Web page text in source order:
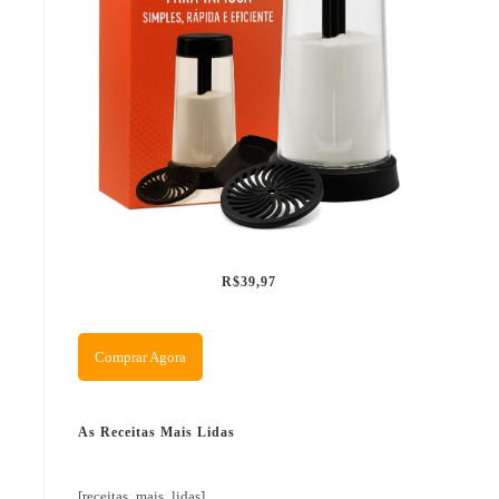
R$39,97
Comprar Agora
As Receitas Mais Lidas